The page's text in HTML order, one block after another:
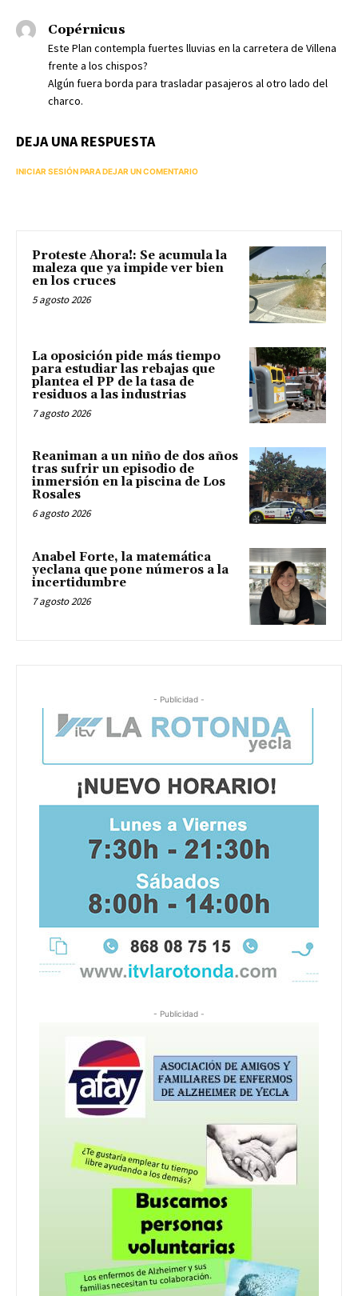
Copérnicus
Este Plan contempla fuertes lluvias en la carretera de Villena
frente a los chispos?
Algún fuera borda para trasladar pasajeros al otro lado del
charco.
DEJA UNA RESPUESTA
INICIAR SESIÓN PARA DEJAR UN COMENTARIO
Proteste Ahora!: Se acumula la
maleza que ya impide ver bien
en los cruces
5 agosto 2026
La oposición pide más tiempo
para estudiar las rebajas que
plantea el PP de la tasa de
residuos a las industrias
7 agosto 2026
Reaniman a un niño de dos años
tras sufrir un episodio de
inmersión en la piscina de Los
Rosales
6 agosto 2026
Anabel Forte, la matemática
yeclana que pone números a la
incertidumbre
7 agosto 2026
- Publicidad -
- Publicidad -